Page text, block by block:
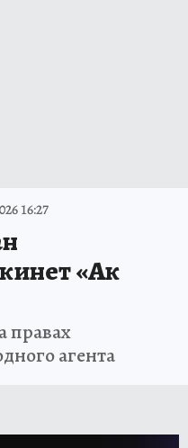
16:27
«Ак
правах
агента